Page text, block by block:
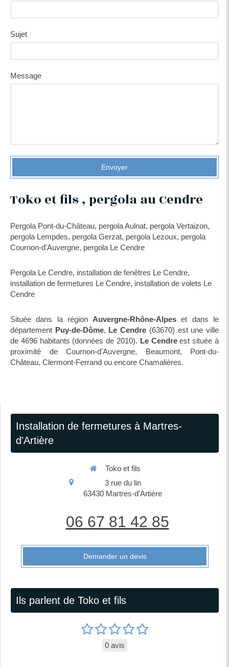
Sujet
Message
Envoyer
Toko et fils , pergola au Cendre
Pergola Pont-du-Château, pergola Aulnat, pergola Vertaizon,
pergola Lempdes, pergola Gerzat, pergola Lezoux, pergola
Cournon-d'Auvergne, pergola Le Cendre
Pergola Le Cendre, installation de fenêtres Le Cendre,
installation de fermetures Le Cendre, installation de volets Le
Cendre
Située dans la région Auvergne-Rhône-Alpes et dans le
département Puy-de-Dôme, Le Cendre (63670) est une ville
de 4696 habitants (données de 2010). Le Cendreest située à
proximité de Cournon-d'Auvergne, Beaumont, Pont-du-
Château, Clermont-Ferrand ou encore Chamalières.
Installation de fermetures à Martres-
d'Artière
Toko et fils
3 rue du lin
63430 Martres-d'Artière
06 67 81 42 85
Demander un devis
Ils parlent de Toko et fils
0 avis